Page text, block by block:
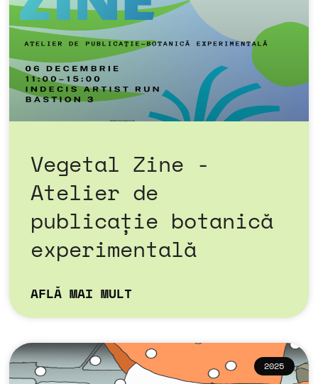
Vegetal Zine -
Atelier de
publicație botanică
experimentală
AFLĂ MAI MULT
2025